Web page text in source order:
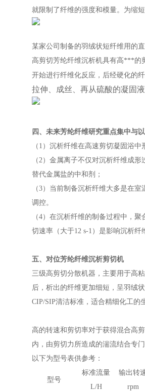
就限制了纤维的强度和模量。为缩
某家公司制备的羽绒状短纤维用的
高剪切芳纶纤维沉析机具有高***的
开始进行纤维化反应，后经硬化的
拉伸、成丝、再从硫酸的凝固
四、 未来芳纶纤维研究重点集中与
（1） 沉析纤维在高速剪切凝固浴中
（2）金属离子不仅对沉析纤维成形
替代金属盐的中和剂；
（3）当前制备沉析纤维大多是在室
调控。
（4） 在沉析纤维的制备过程中，聚
切速率（大于12 s-1 ）是影响沉析纤
五、 对位芳纶纤维沉析剪切机
三级高剪切分散机器，主要用于高
后，析出的纤维更加细短，呈羽绒
CIP/SIP清洁标准，适合精细化工的
高的转速和剪切率对于获得混合高
内，由剪切力所造成的湍流结合专
以下为型号表供参考：
型号
标准流量
L/H
输出转
rpm